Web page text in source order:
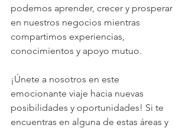
podemos aprender, crecer y prosperar
en nuestros negocios mientras
compartimos experiencias,
conocimientos y apoyo mutuo.
¡Únete a nosotros en este
emocionante viaje hacia nuevas
posibilidades y oportunidades! Si te
encuentras en alguna de estas áreas y